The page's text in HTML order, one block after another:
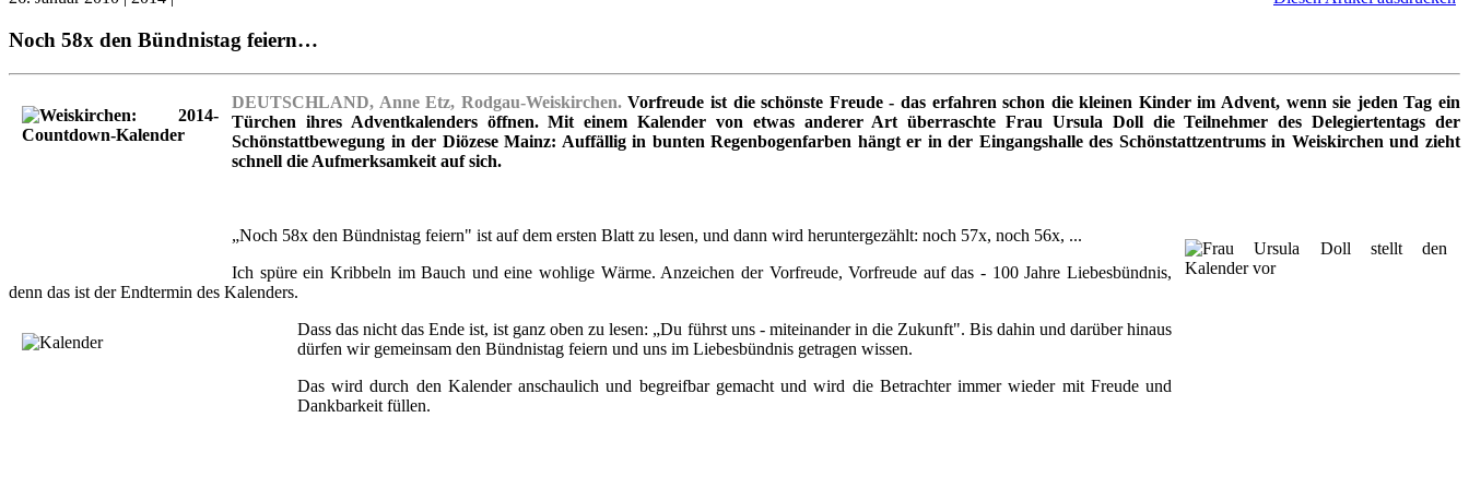
Noch 58x den Bündnistag feiern…
DEUTSCHLAND, Anne Etz, Rodgau-Weiskirchen.Vorfreude ist die schönste Freude - das erfahren schon die kleinen Kinder im Advent, wenn sie jeden Tag ein
Türchen ihres Adventkalenders öffnen. Mit einem Kalender von etwas anderer Art überraschte Frau Ursula Doll die Teilnehmer des Delegiertentags der
Schönstattbewegung in der Diözese Mainz: Auffällig in bunten Regenbogenfarben hängt er in der Eingangshalle des Schönstattzentrums in Weiskirchen und zieht
schnell die Aufmerksamkeit auf sich.
„Noch 58x den Bündnistag feiern" ist auf dem ersten Blatt zu lesen, und dann wird heruntergezählt: noch 57x, noch 56x, ...
Ich spüre ein Kribbeln im Bauch und eine wohlige Wärme. Anzeichen der Vorfreude, Vorfreude auf das - 100 Jahre Liebesbündnis,
denn das ist der Endtermin des Kalenders.
Dass das nicht das Ende ist, ist ganz oben zu lesen: „Du führst uns - miteinander in die Zukunft". Bis dahin und darüber hinaus
dürfen wir gemeinsam den Bündnistag feiern und uns im Liebesbündnis getragen wissen.
Das wird durch den Kalender anschaulich und begreifbar gemacht und wird die Betrachter immer wieder mit Freude und
Dankbarkeit füllen.